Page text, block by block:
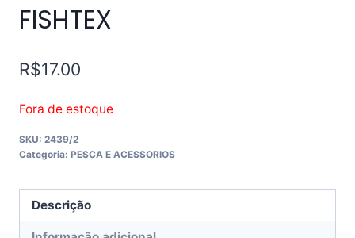
FISHTEX
R$17.00
Fora de estoque
SKU: 2439/2
Categoria: PESCA E ACESSORIOS
Descrição